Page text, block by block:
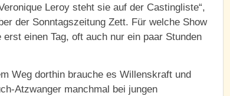
Leroy steht sie auf der Castingliste“,
der Sonntagszeitung Zett. Für welche Show
einen Tag, oft auch nur ein paar Stunden
Weg dorthin brauche es Willenskraft und
Atzwanger manchmal bei jungen